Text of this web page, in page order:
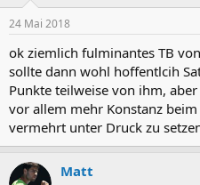
24 Mai 2018
ok ziemlich fulminantes TB
sollte dann wohl hoffentlcih
Punkte teilweise von ihm,
vor allem mehr Konstanz
vermehrt unter Druck zu
Matt